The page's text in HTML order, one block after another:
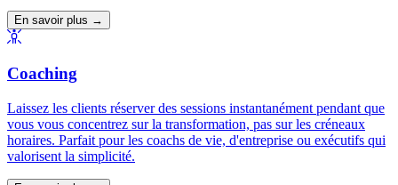
En savoir plus →
Coaching
Laissez les clients réserver des sessions instantanément pendant que
vous vous concentrez sur la transformation, pas sur les créneaux
horaires. Parfait pour les coachs de vie, d'entreprise ou exécutifs qui
valorisent la simplicité.